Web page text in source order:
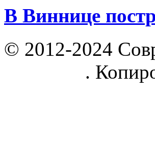
В Виннице
© 2012-2024
.